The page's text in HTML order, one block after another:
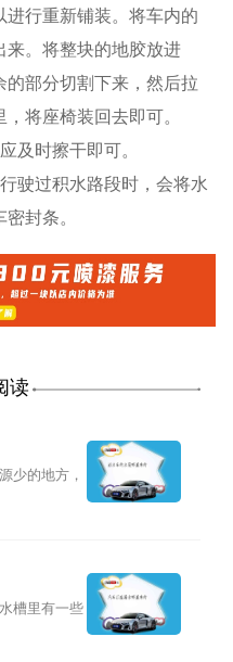
行重新铺装。将车内的
来。将整块的地胶放进
部分切割下来，然后拉
将座椅装回去即可。
及时擦干即可。
驶过积水路段时，会将水
封条。
读
少的地方，
槽里有一些